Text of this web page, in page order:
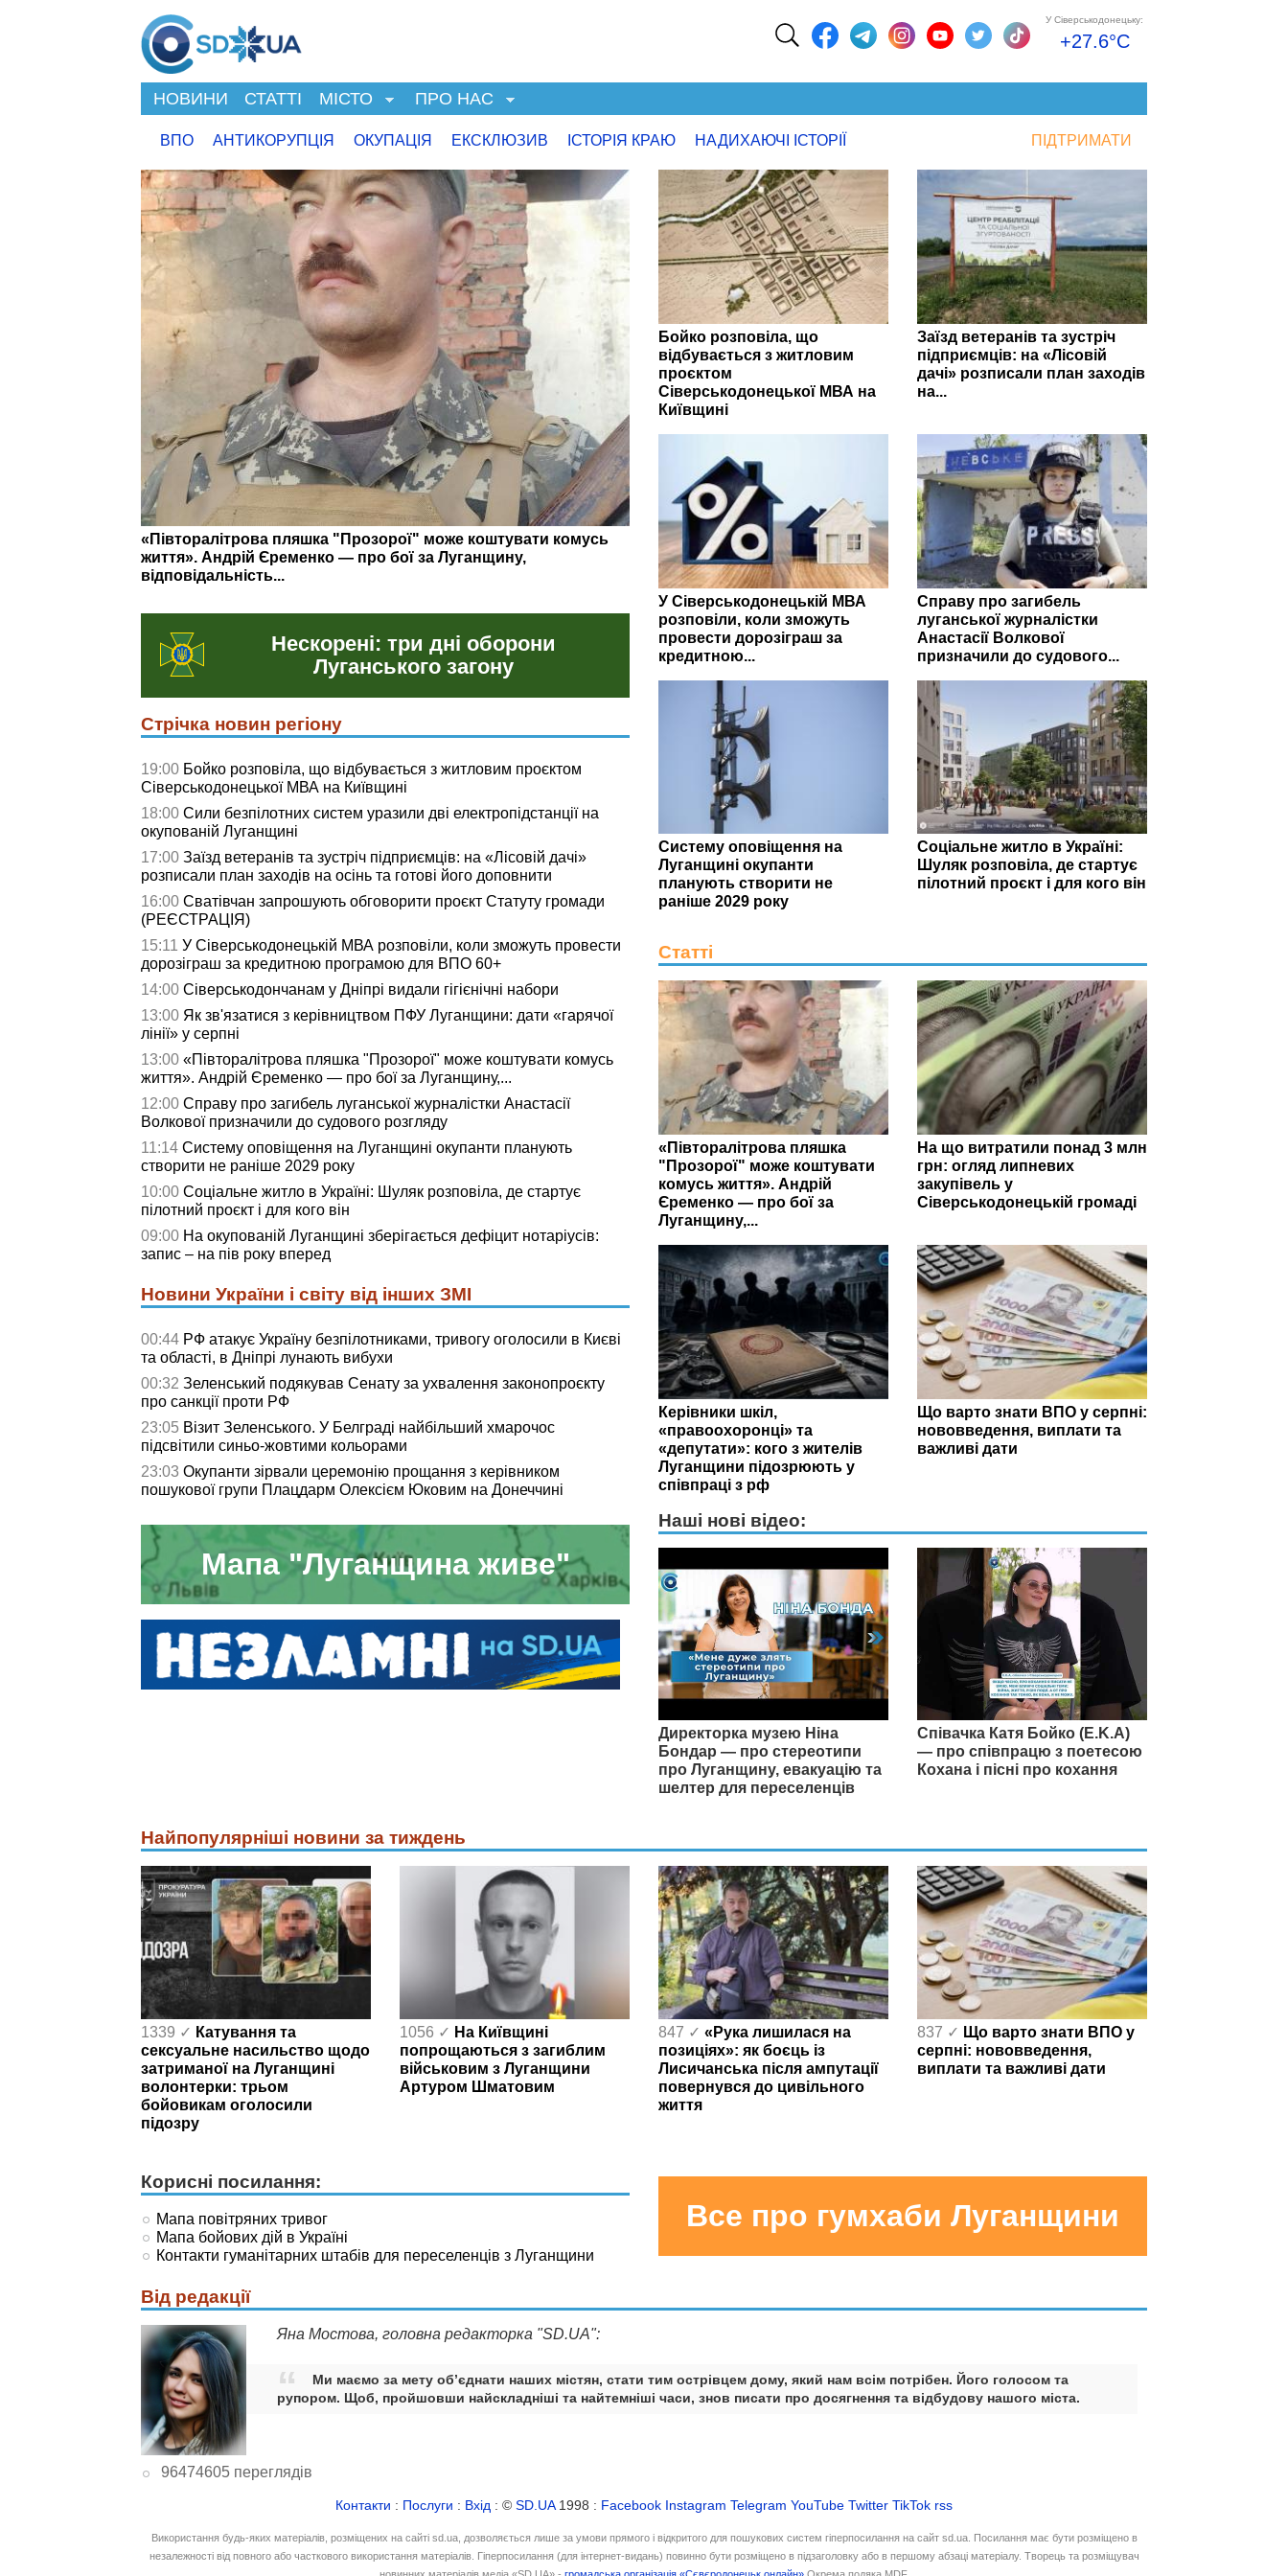
У Сіверськодонецьку:
+27.6°C
НОВИНИ СТАТТІ МІСТО ПРО НАС
ВПО АНТИКОРУПЦІЯ ОКУПАЦІЯ ЕКСКЛЮЗИВ ІСТОРІЯ КРАЮ НАДИХАЮЧІ ІСТОРІЇ ПІДТРИМАТИ
На що витратили понад 3 млн грн: огляд липневих закупівель
у Сіверськодонецькій громаді
Бойко розповіла, що
відбувається з житловим
проєктом
Сіверськодонецької МВА на
Київщині
Заїзд ветеранів та зустріч
підприємців: на «Лісовій
дачі» розписали план заходів
на...
У Сіверськодонецькій МВА
розповіли, коли зможуть
провести дорозіграш за
кредитною...
Справу про загибель
луганської журналістки
Анастасії Волкової
призначили до судового...
Систему оповіщення на
Луганщині окупанти
планують створити не
раніше 2029 року
Соціальне житло в Україні:
Шуляк розповіла, де стартує
пілотний проєкт і для кого він
Нескорені: три дні оборони
Луганського загону
Стрічка новин регіону
19:00 Бойко розповіла, що відбувається з житловим проєктом
Сіверськодонецької МВА на Київщині
18:00 Сили безпілотних систем уразили дві електропідстанції на
окупованій Луганщині
17:00 Заїзд ветеранів та зустріч підприємців: на «Лісовій дачі»
розписали план заходів на осінь та готові його доповнити
16:00 Сватівчан запрошують обговорити проєкт Статуту громади
(РЕЄСТРАЦІЯ)
15:11 У Сіверськодонецькій МВА розповіли, коли зможуть провести
дорозіграш за кредитною програмою для ВПО 60+
14:00 Сіверськодончанам у Дніпрі видали гігієнічні набори
13:00 Як зв'язатися з керівництвом ПФУ Луганщини: дати «гарячої
лінії» у серпні
13:00 «Півторалітрова пляшка "Прозорої" може коштувати комусь
життя». Андрій Єременко — про бої за Луганщину,...
12:00 Справу про загибель луганської журналістки Анастасії
Волкової призначили до судового розгляду
11:14 Систему оповіщення на Луганщині окупанти планують
створити не раніше 2029 року
10:00 Соціальне житло в Україні: Шуляк розповіла, де стартує
пілотний проєкт і для кого він
09:00 На окупованій Луганщині зберігається дефіцит нотаріусів:
запис – на пів року вперед
Статті
«Півторалітрова пляшка
"Прозорої" може коштувати
комусь життя». Андрій
Єременко — про бої за
Луганщину,...
На що витратили понад 3 млн
грн: огляд липневих
закупівель у
Сіверськодонецькій громаді
Керівники шкіл,
«правоохоронці» та
«депутати»: кого з жителів
Луганщини підозрюють у
співпраці з рф
Що варто знати ВПО у серпні:
нововведення, виплати та
важливі дати
Наші нові відео:
Директорка музею Ніна
Бондар — про стереотипи
про Луганщину, евакуацію та
шелтер для переселенців
Співачка Катя Бойко (E.K.A)
— про співпрацю з поетесою
Кохана і пісні про кохання
Новини України і світу від інших ЗМІ
00:44 РФ атакує Україну безпілотниками, тривогу оголосили в Києві
та області, в Дніпрі лунають вибухи
00:32 Зеленський подякував Сенату за ухвалення законопроєкту
про санкції проти РФ
23:05 Візит Зеленського. У Белграді найбільший хмарочос
підсвітили синьо-жовтими кольорами
23:03 Окупанти зірвали церемонію прощання з керівником
пошукової групи Плацдарм Олексієм Юковим на Донеччині
Мапа "Луганщина живе"
Найпопулярніші новини за тиждень
1339 ✓ Катування та
сексуальне насильство щодо
затриманої на Луганщині
волонтерки: трьом
бойовикам оголосили
підозру
1056 ✓ На Київщині
попрощаються з загиблим
військовим з Луганщини
Артуром Шматовим
847 ✓ «Рука лишилася на
позиціях»: як боєць із
Лисичанська після ампутації
повернувся до цивільного
життя
837 ✓ Що варто знати ВПО у
серпні: нововведення,
виплати та важливі дати
Корисні посилання:
Мапа повітряних тривог
Мапа бойових дій в Україні
Контакти гуманітарних штабів для переселенців з Луганщини
Все про гумхаби Луганщини
Від редакції
Яна Мостова, головна редакторка "SD.UA":
Ми маємо за мету об’єднати наших містян, стати тим острівцем дому, який нам всім потрібен. Його голосом та
рупором. Щоб, пройшовши найскладніші та найтемніші часи, знов писати про досягнення та відбудову нашого міста.
96474605 переглядів
Контакти : Послуги : Вхід : © SD.UA1998 : Facebook Instagram Telegram YouTube Twitter TikTok rss
Використання будь-яких матеріалів, розміщених на сайті sd.ua, дозволяється лише за умови прямого і відкритого для пошукових систем гіперпосилання на сайт sd.ua. Посилання має бути розміщено в
незалежності від повного або часткового використання матеріалів. Гіперпосилання (для інтернет-видань) повинно бути розміщено в підзаголовку або в першому абзаці матеріалу. Творець та розміщувач